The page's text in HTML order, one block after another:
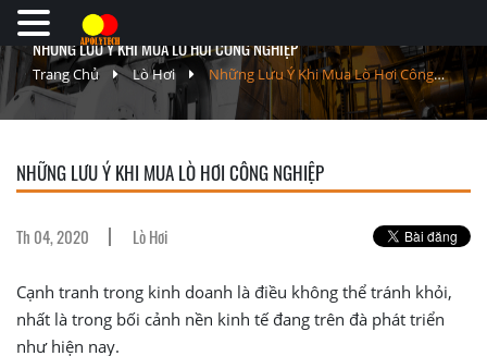
NHỮNG LƯU Ý KHI MUA LÒ HƠI CÔNG NGHIỆP
Trang Chủ Lò Hơi
Những Lưu Ý Khi Mua Lò Hơi Công
Nghiệp
NHỮNG LƯU Ý KHI MUA LÒ HƠI CÔNG NGHIỆP
Th 04, 2020 Lò Hơi
Cạnh tranh trong kinh doanh là điều không thể tránh khỏi,
nhất là trong bối cảnh nền kinh tế đang trên đà phát triển
như hiện nay.